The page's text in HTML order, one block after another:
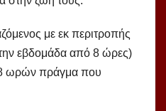
με εκ περιτροπής
εβδομάδα από 8 ώρες)
8 ωρών πράγμα που